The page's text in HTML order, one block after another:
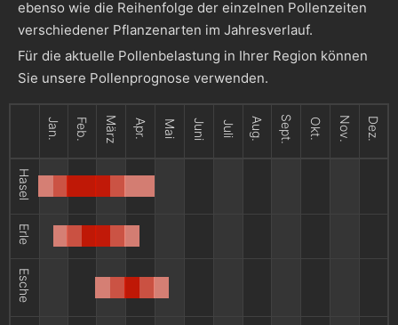
ebenso wie die Reihenfolge der einzelnen Pollenzeiten
verschiedener Pflanzenarten im Jahresverlauf.
Für die aktuelle Pollenbelastung in Ihrer Region können
Sie unsere Pollenprognose verwenden.
Jan. Feb. März Apr. Mai Juni Juli Aug. Sept. Okt. Nov. Dez.
Hasel
Erle
Esche